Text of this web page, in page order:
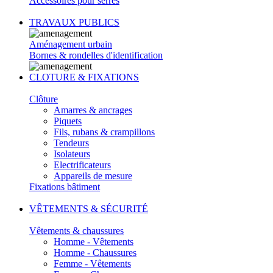
TRAVAUX PUBLICS
Aménagement urbain
Bornes & rondelles d'identification
CLOTURE & FIXATIONS
Clôture
Amarres & ancrages
Piquets
Fils, rubans & crampillons
Tendeurs
Isolateurs
Electrificateurs
Appareils de mesure
Fixations bâtiment
VÊTEMENTS & SÉCURITÉ
Vêtements & chaussures
Homme - Vêtements
Homme - Chaussures
Femme - Vêtements